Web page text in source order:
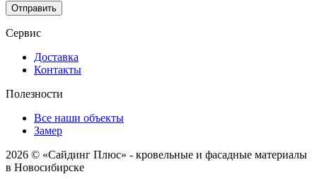
Отправить
Сервис
Доставка
Контакты
Полезности
Все наши объекты
Замер
2026 © «Сайдинг Плюс» - кровельные и фасадные материалы
в Новосибирске